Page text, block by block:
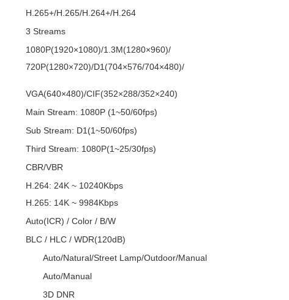
H.265+/H.265/H.264+/H.264
3 Streams
1080P(1920×1080)/1.3M(1280×960)/
720P(1280×720)/D1(704×576/704×480)/
VGA(640×480)/CIF(352×288/352×240)
Main Stream: 1080P (1~50/60fps)
Sub Stream: D1(1~50/60fps)
Third Stream: 1080P(1~25/30fps)
CBR/VBR
H.264: 24K ~ 10240Kbps
H.265: 14K ~ 9984Kbps
Auto(ICR) / Color / B/W
BLC / HLC / WDR(120dB)
Auto/Natural/Street Lamp/Outdoor/Manual
Auto/Manual
3D DNR